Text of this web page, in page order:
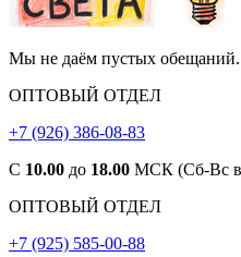
Мы не даём пустых
ОПТОВЫЙ ОТДЕЛ
+7 (926) 386-08-83
С 10.00 до 18.00 МСК (Сб-Вс
ОПТОВЫЙ ОТДЕЛ
+7 (925) 585-00-88